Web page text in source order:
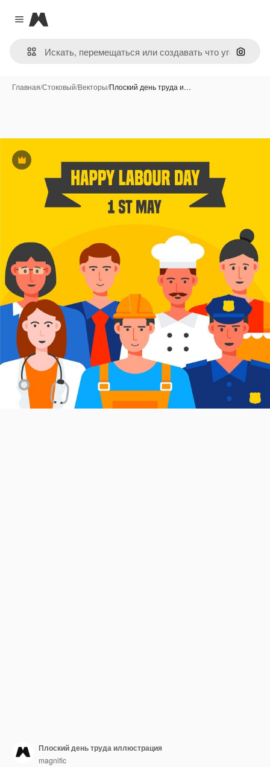
Close menu
Magnific
Поиск
Главная/Стоковый/Векторы/Плоский день труда и…
Премиум
Плоский день труда иллюстрация
magnific